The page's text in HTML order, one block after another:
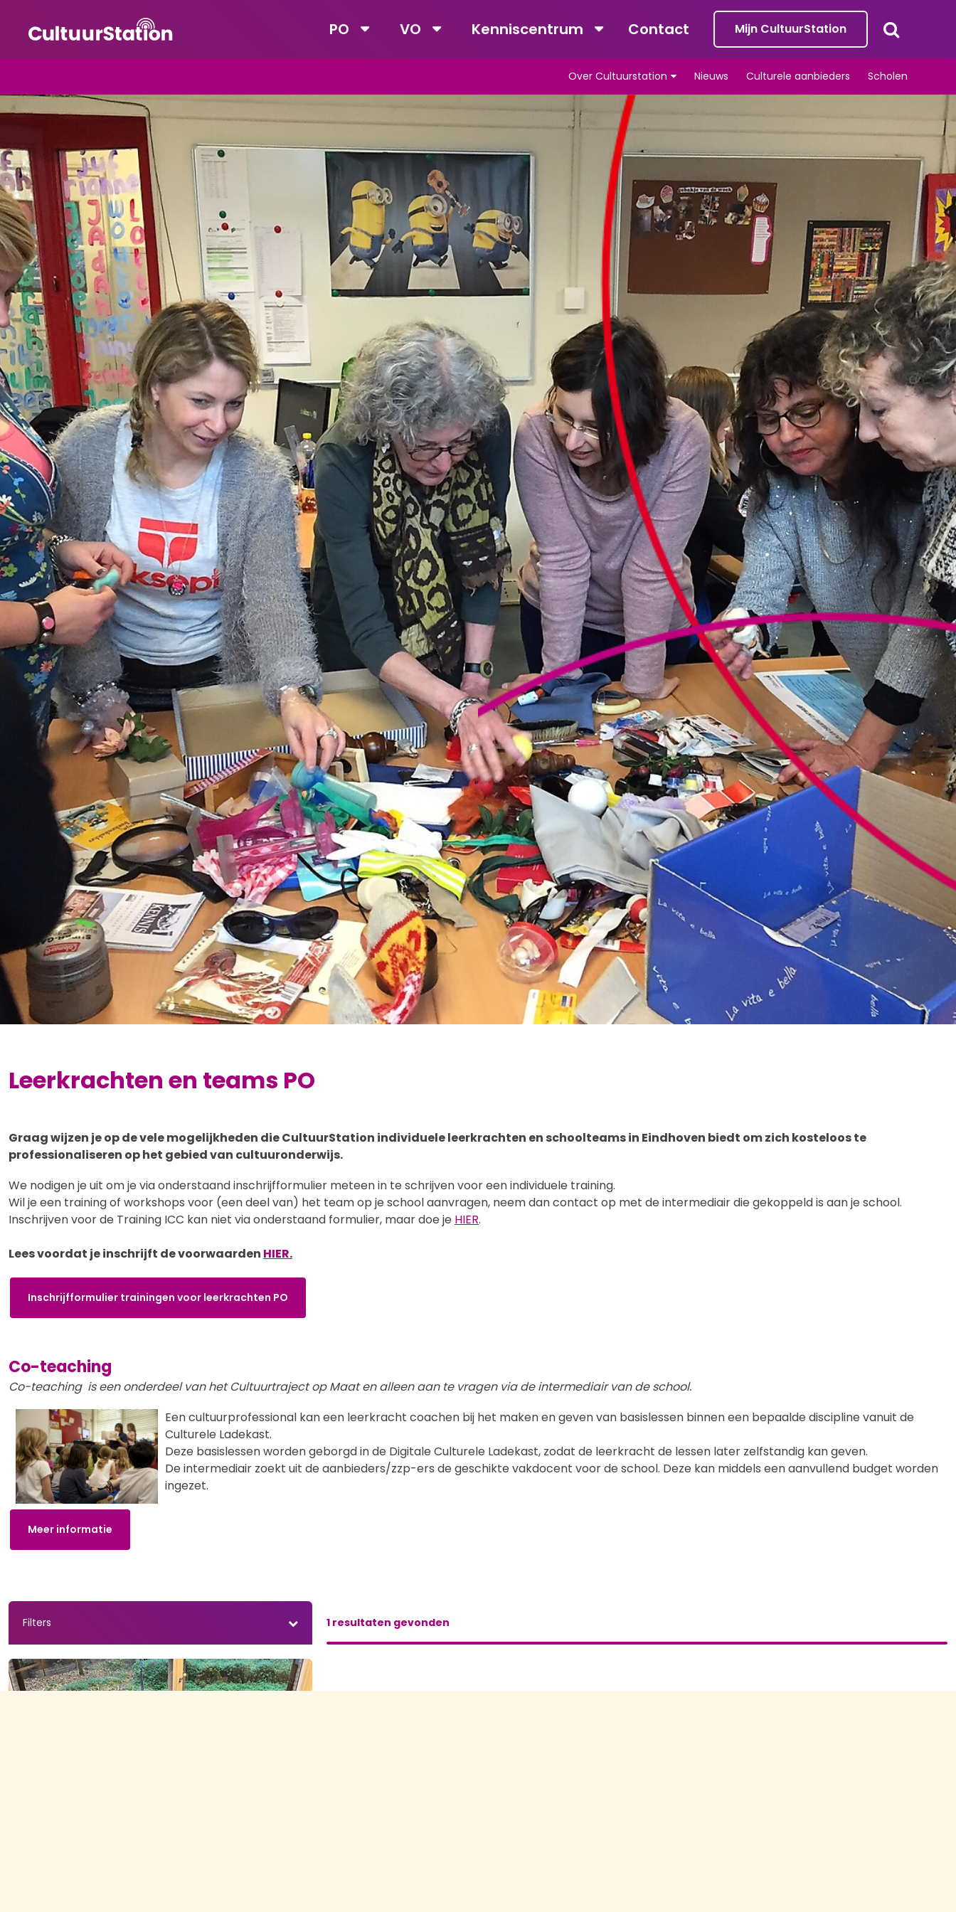
PO VO Kenniscentrum Contact Mijn CultuurStation
Over Cultuurstation Nieuws Culturele aanbieders Scholen
Leerkrachten en teams PO
Graag wijzen je op de vele mogelijkheden die CultuurStation individuele leerkrachten en schoolteams in Eindhoven biedt om zich kosteloos te
professionaliseren op het gebied van cultuuronderwijs.
We nodigen je uit om je via onderstaand inschrijfformulier meteen in te schrijven voor een individuele training.
Wil je een training of workshops voor (een deel van) het team op je school aanvragen, neem dan contact op met de intermediair die gekoppeld is aan je school.
Inschrijven voor de Training ICC kan niet via onderstaand formulier, maar doe je HIER.
Lees voordat je inschrijft de voorwaarden HIER.
Inschrijfformulier trainingen voor leerkrachten PO
Co-teaching
Co-teaching is een onderdeel van het Cultuurtraject op Maat en alleen aan te vragen via de intermediair van de school.
Een cultuurprofessional kan een leerkracht coachen bij het maken en geven van basislessen binnen een bepaalde discipline vanuit de
Culturele Ladekast.
Deze basislessen worden geborgd in de Digitale Culturele Ladekast, zodat de leerkracht de lessen later zelfstandig kan geven.
De intermediair zoekt uit de aanbieders/zzp-ers de geschikte vakdocent voor de school. Deze kan middels een aanvullend budget worden
ingezet.
Meer informatie
Filters 1 resultaten gevonden